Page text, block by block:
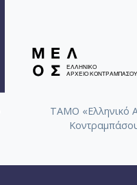
ΤΑΜΟ «Ελληνικό